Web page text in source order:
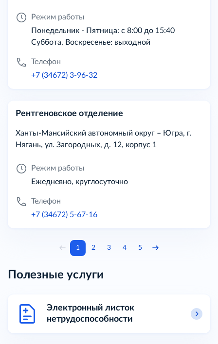
Режим работы
Понедельник - Пятница: с 8:00 до 15:40
Суббота, Воскресенье: выходной
Телефон
+7 (34672) 3-96-32
Рентгеновское отделение
Ханты-Мансийский автономный округ – Югра, г.
Нягань, ул. Загородных, д. 12, корпус 1
Режим работы
Ежедневно, круглосуточно
Телефон
+7 (34672) 5-67-16
1 2 3 4 5
Полезные услуги
Электронный листок
нетрудоспособности